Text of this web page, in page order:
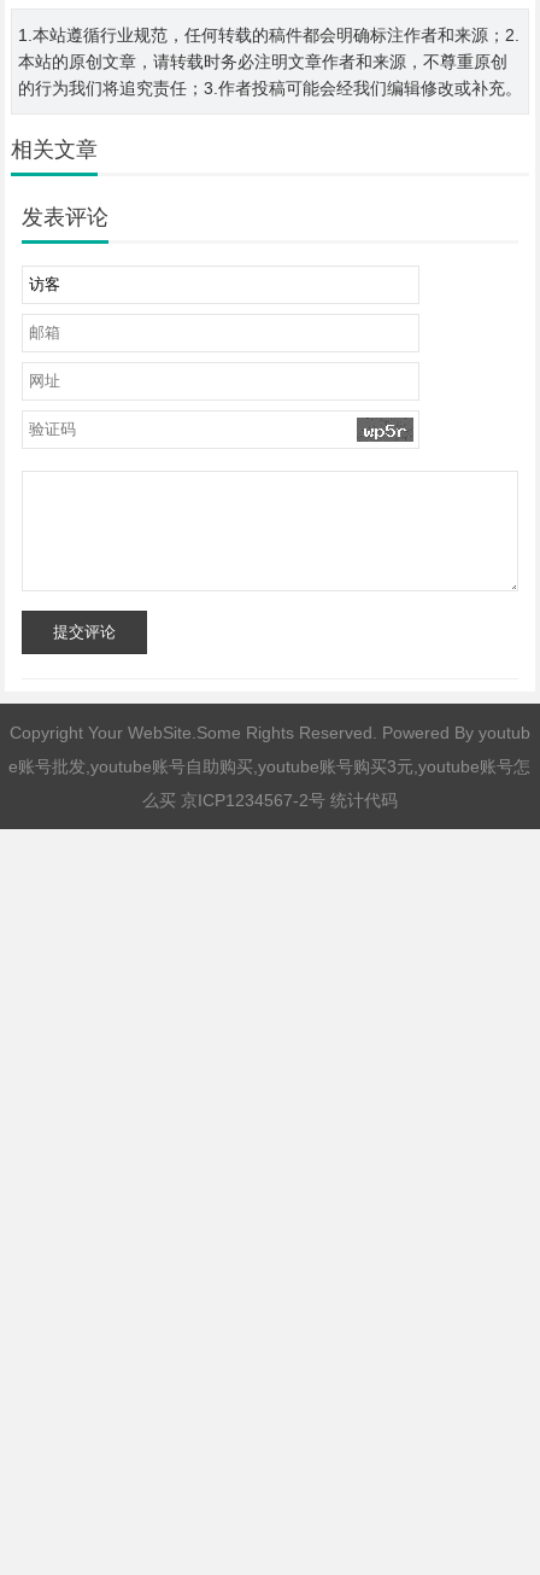
1.本站遵循行业规范，任何转载的稿件都会明确标注作者和来源；2.
本站的原创文章，请转载时务必注明文章作者和来源，不尊重原创
的行为我们将追究责任；3.作者投稿可能会经我们编辑修改或补充。
相关文章
发表评论
提交评论
Copyright Your WebSite.Some Rights Reserved. Powered By youtub
e账号批发,youtube账号自助购买,youtube账号购买3元,youtube账号怎
么买 京ICP1234567-2号 统计代码